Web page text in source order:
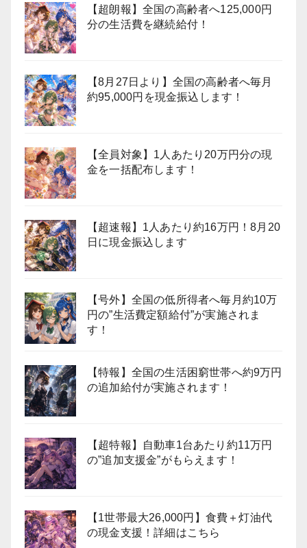
【超朗報】全国の高齢者へ125,000円
分の生活費を継続給付！
【8月27日より】全国の高齢者へ毎月
約95,000円を現金振込します！
【全員対象】1人あたり20万円分の現
金を一括配布します！
【超速報】1人あたり約16万円！8月20
日に現金振込します
【号外】全国の低所得者へ毎月約10万
円の”生活費定額給付”が実施されま
す！
【特報】全国の生活困窮世帯へ約9万円
の追加給付が実施されます！
【超特報】自動車1台あたり約11万円
の”追加支援金”がもらえます！
【1世帯最大26,000円】食費＋灯油代
の現金支援！詳細はこちら